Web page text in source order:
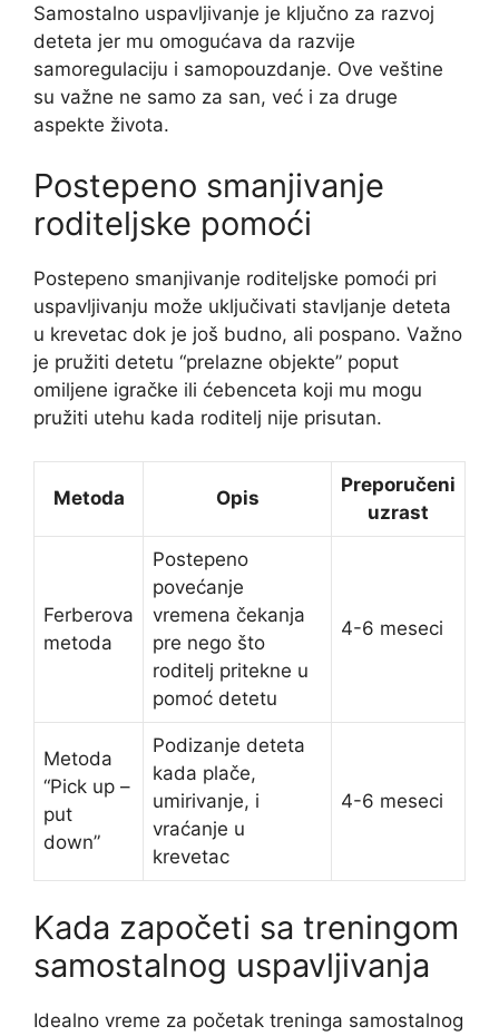
Samostalno uspavljivanje je ključno za razvoj
deteta jer mu omogućava da razvije
samoregulaciju i samopouzdanje. Ove veštine
su važne ne samo za san, već i za druge
aspekte života.
Postepeno smanjivanje
roditeljske pomoći
Postepeno smanjivanje roditeljske pomoći pri
uspavljivanju može uključivati stavljanje deteta
u krevetac dok je još budno, ali pospano. Važno
je pružiti detetu “prelazne objekte” poput
omiljene igračke ili ćebenceta koji mu mogu
pružiti utehu kada roditelj nije prisutan.
Metoda Opis
Preporučeni
uzrast
Ferberova
metoda
Postepeno
povećanje
vremena čekanja
pre nego što
roditelj pritekne u
pomoć detetu
4-6 meseci
Metoda
“Pick up –
put
down”
Podizanje deteta
kada plače,
umirivanje, i
vraćanje u
krevetac
4-6 meseci
Kada započeti sa treningom
samostalnog uspavljivanja
Idealno vreme za početak treninga samostalnog